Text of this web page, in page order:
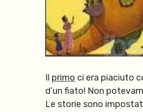
Il primo ci era piaciuto
d’un fiato! Non
Le storie sono